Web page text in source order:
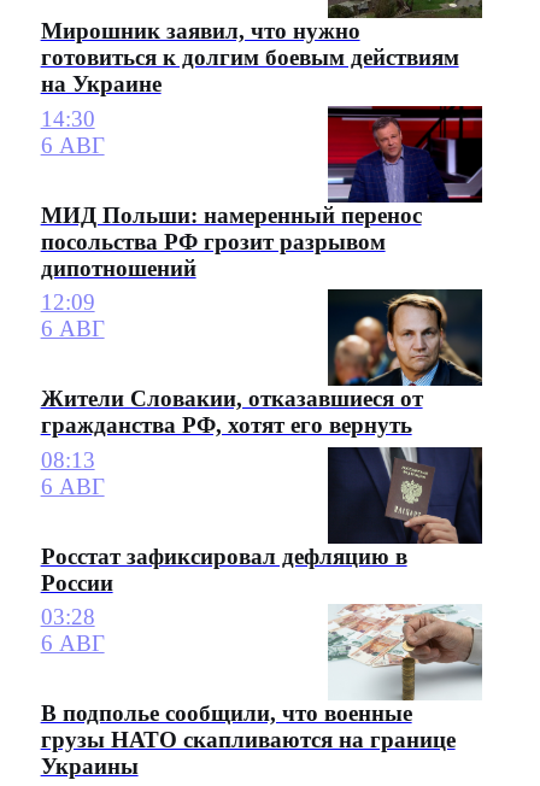
Мирошник заявил, что нужно
готовиться к долгим боевым действиям
на Украине
14:30
6 АВГ
МИД Польши: намеренный перенос
посольства РФ грозит разрывом
дипотношений
12:09
6 АВГ
Жители Словакии, отказавшиеся от
гражданства РФ, хотят его вернуть
08:13
6 АВГ
Росстат зафиксировал дефляцию в
России
03:28
6 АВГ
В подполье сообщили, что военные
грузы НАТО скапливаются на границе
Украины